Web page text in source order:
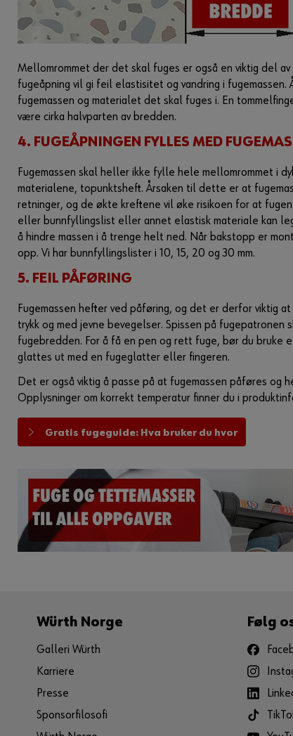
Mellomrommet der det skal fuges er også en viktig del
fugeåpning vil gi feil elastisitet og vandring i fugemassen.
fugemassen og materialet det skal fuges i. En
være cirka halvparten av bredden.
4. FUGEÅPNINGEN FYLLES MED
Fugemassen skal heller ikke fylle hele mellomrommet i
materialene, topunktsheft. Årsaken til dette er at
retninger, og de økte kreftene vil øke risikoen for at
eller bunnfyllingslist eller annet elastisk materiale kan
å hindre massen i å trenge helt ned. Når bakstopp er
opp. Vi har bunnfyllingslister i 10, 15, 20 og 30 mm.
5. FEIL PÅFØRING
Fugemassen hefter ved påføring, og det er derfor viktig
trykk og med jevne bevegelser. Spissen på fugepatronen
fugebredden. For å få en pen og rett fuge, bør du bruke
glattes ut med en fugeglatter eller fingeren.
Det er også viktig å passe på at fugemassen påføres og
Opplysninger om korrekt temperatur finner du i
Gratis fugeguide: Hva bruker du hvor
Würth Norge
Galleri Würth
Karriere
Presse
Sponsorfilosofi
Følg